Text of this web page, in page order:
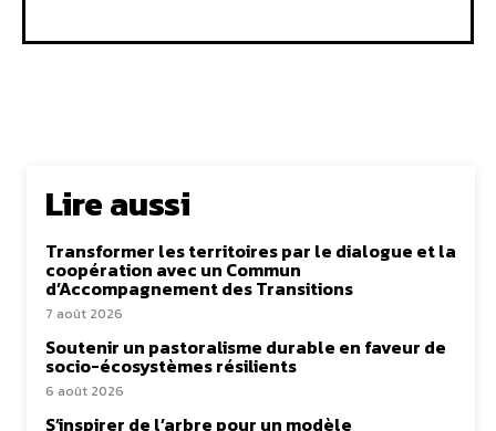
Lire aussi
Transformer les territoires par le dialogue et la
coopération avec un Commun
d’Accompagnement des Transitions
7 août 2026
Soutenir un pastoralisme durable en faveur de
socio-écosystèmes résilients
6 août 2026
S’inspirer de l’arbre pour un modèle